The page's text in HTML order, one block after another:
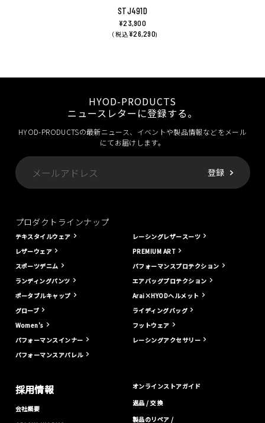
STJ491D
¥23,900
（ 税込¥26,290)
HYOD-PRODUCTS
ニュースレターに登録する。
HYOD-PRODUCTSの最新ニュース、イベントや製品情報などをメール
にてお届けします。
プロダクトラインナップ
テキスタイルウェア
レザーウェア
スポーツデニム
ランディングパンツ
ポータブルキャップ
グローブ
Women's
パフォーマンスインナー
パフォーマンスアパレル
レーシングレザースーツ
PREMIUM ART
パフォーマンスプロテクション
エアバッグプロテクション
Arai×HYODヘルメット
ライディングバッグ
フットウェア
レーシングアクセサリー
採用情報
会社概要
オンラインストアガイド
返品 / 交換
製品のリペア /